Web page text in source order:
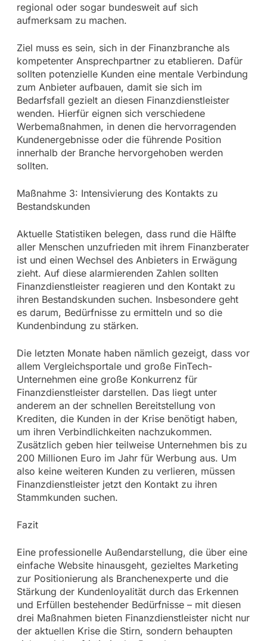
regional oder sogar bundesweit auf sich
aufmerksam zu machen.
Ziel muss es sein, sich in der Finanzbranche als
kompetenter Ansprechpartner zu etablieren. Dafür
sollten potenzielle Kunden eine mentale Verbindung
zum Anbieter aufbauen, damit sie sich im
Bedarfsfall gezielt an diesen Finanzdienstleister
wenden. Hierfür eignen sich verschiedene
Werbemaßnahmen, in denen die hervorragenden
Kundenergebnisse oder die führende Position
innerhalb der Branche hervorgehoben werden
sollten.
Maßnahme 3: Intensivierung des Kontakts zu
Bestandskunden
Aktuelle Statistiken belegen, dass rund die Hälfte
aller Menschen unzufrieden mit ihrem Finanzberater
ist und einen Wechsel des Anbieters in Erwägung
zieht. Auf diese alarmierenden Zahlen sollten
Finanzdienstleister reagieren und den Kontakt zu
ihren Bestandskunden suchen. Insbesondere geht
es darum, Bedürfnisse zu ermitteln und so die
Kundenbindung zu stärken.
Die letzten Monate haben nämlich gezeigt, dass vor
allem Vergleichsportale und große FinTech-
Unternehmen eine große Konkurrenz für
Finanzdienstleister darstellen. Das liegt unter
anderem an der schnellen Bereitstellung von
Krediten, die Kunden in der Krise benötigt haben,
um ihren Verbindlichkeiten nachzukommen.
Zusätzlich geben hier teilweise Unternehmen bis zu
200 Millionen Euro im Jahr für Werbung aus. Um
also keine weiteren Kunden zu verlieren, müssen
Finanzdienstleister jetzt den Kontakt zu ihren
Stammkunden suchen.
Fazit
Eine professionelle Außendarstellung, die über eine
einfache Website hinausgeht, gezieltes Marketing
zur Positionierung als Branchenexperte und die
Stärkung der Kundenloyalität durch das Erkennen
und Erfüllen bestehender Bedürfnisse – mit diesen
drei Maßnahmen bieten Finanzdienstleister nicht nur
der aktuellen Krise die Stirn, sondern behaupten